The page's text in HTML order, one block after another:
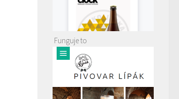
Funguje to